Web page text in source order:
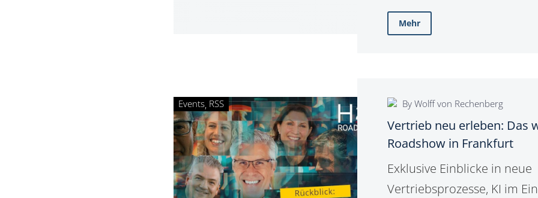
Und genau diese Realität
der H2H Roadshow 2025
Business Software, die CRM,
und Zeiterfassung nahtlos
modular, integrativ,
Mehr
Vertrieb
neu
erleben:
Das
war
Events RSS By Wolff von Rechenberg
Vertrieb neu erleben: Das
Roadshow in Frankfurt
Exklusive Einblicke in neue
Vertriebsprozesse, KI im